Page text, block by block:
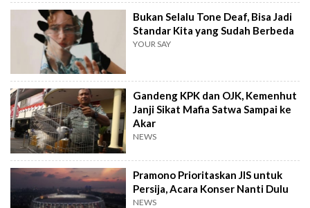
Bukan Selalu Tone Deaf, Bisa Jadi
Standar Kita yang Sudah Berbeda
YOUR SAY
Gandeng KPK dan OJK, Kemenhut
Janji Sikat Mafia Satwa Sampai ke
Akar
NEWS
Pramono Prioritaskan JIS untuk
Persija, Acara Konser Nanti Dulu
NEWS